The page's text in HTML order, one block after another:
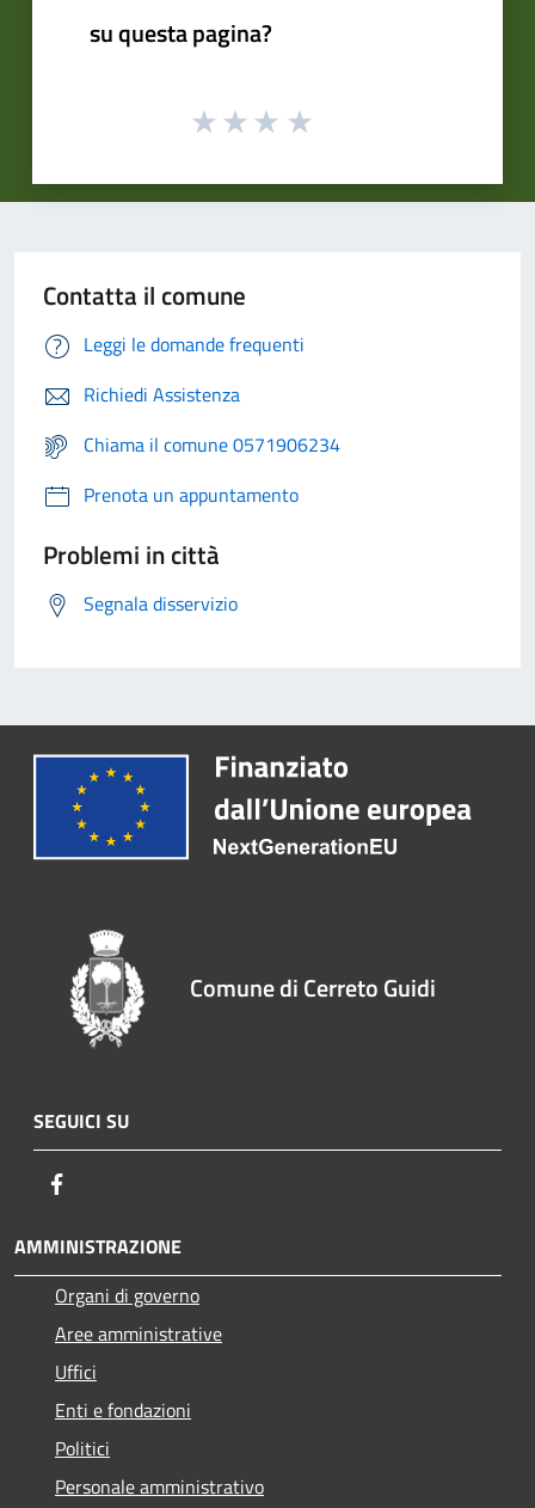
su questa pagina?
Contatta il comune
Leggi le domande frequenti
Richiedi Assistenza
Chiama il comune 0571906234
Prenota un appuntamento
Problemi in città
Segnala disservizio
Comune di Cerreto Guidi
SEGUICI SU
AMMINISTRAZIONE
Organi di governo
Aree amministrative
Uffici
Enti e fondazioni
Politici
Personale amministrativo